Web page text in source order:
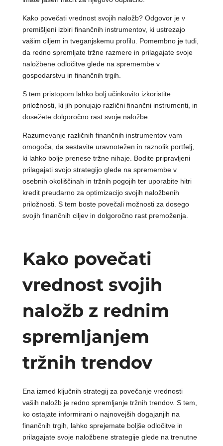
Kako povečati vrednost svojih naložb? Odgovor je v
premišljeni izbiri finančnih instrumentov, ki ustrezajo
vašim ciljem in tveganjskemu profilu. Pomembno je tudi,
da redno spremljate tržne razmere in prilagajate svoje
naložbene odločitve glede na spremembe v
gospodarstvu in finančnih trgih.
S tem pristopom lahko bolj učinkovito izkoristite
priložnosti, ki jih ponujajo različni finančni instrumenti, in
dosežete dolgoročno rast svoje naložbe.
Razumevanje različnih finančnih instrumentov vam
omogoča, da sestavite uravnotežen in raznolik portfelj,
ki lahko bolje prenese tržne nihaje. Bodite pripravljeni
prilagajati svojo strategijo glede na spremembe v
osebnih okoliščinah in tržnih pogojih ter uporabite hitri
kredit preudarno za optimizacijo svojih naložbenih
priložnosti. S tem boste povečali možnosti za dosego
svojih finančnih ciljev in dolgoročno rast premoženja.
Kako povečati
vrednost svojih
naložb z rednim
spremljanjem
tržnih trendov
Ena izmed ključnih strategij za povečanje vrednosti
vaših naložb je redno spremljanje tržnih trendov. S tem,
ko ostajate informirani o najnovejših dogajanjih na
finančnih trgih, lahko sprejemate boljše odločitve in
prilagajate svoje naložbene strategije glede na trenutne